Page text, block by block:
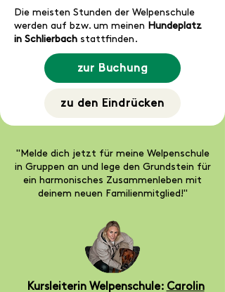
Die meisten Stunden der Welpenschule
werden auf bzw. um meinen
Hundeplatz
in Schlierbach stattfinden.
zur Buchung
zu den Eindrücken
"Melde dich jetzt für meine Welpenschule
in Gruppen an und lege den Grundstein für
ein harmonisches Zusammenleben mit
deinem neuen Familienmitglied!"
Kursleiterin Welpenschule: Carolin